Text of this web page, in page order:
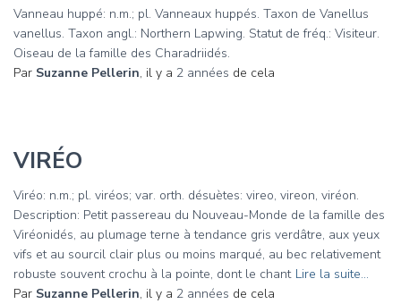
Vanneau huppé: n.m.; pl. Vanneaux huppés. Taxon de Vanellus
vanellus. Taxon angl.: Northern Lapwing. Statut de fréq.: Visiteur.
Oiseau de la famille des Charadriidés.
Par Suzanne Pellerin, il y a 2 années de cela
VIRÉO
Viréo: n.m.; pl. viréos; var. orth. désuètes: vireo, vireon, viréon.
Description: Petit passereau du Nouveau-Monde de la famille des
Viréonidés, au plumage terne à tendance gris verdâtre, aux yeux
vifs et au sourcil clair plus ou moins marqué, au bec relativement
robuste souvent crochu à la pointe, dont le chant Lire la suite…
Par Suzanne Pellerin, il y a 2 années de cela